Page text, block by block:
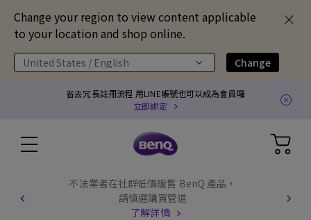
Change your region to view content applicable
to your location and shop online.
United States / English Change
省去冗長註冊流程 用LINE帳號也可以成為會員囉
立即綁定
不法業者在社群低價販售 BenQ 產品，
請慎選購買管道
了解詳情